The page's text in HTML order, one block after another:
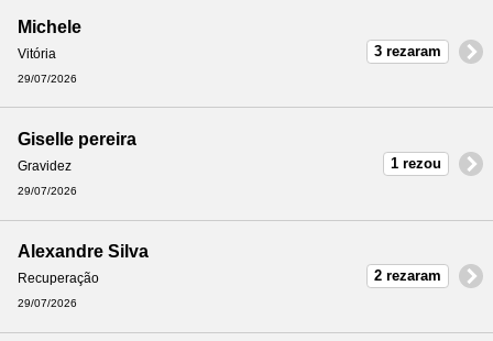
Michele
Vitória
29/07/2026
3 rezaram
Giselle pereira
Gravidez
29/07/2026
1 rezou
Alexandre Silva
Recuperação
29/07/2026
2 rezaram